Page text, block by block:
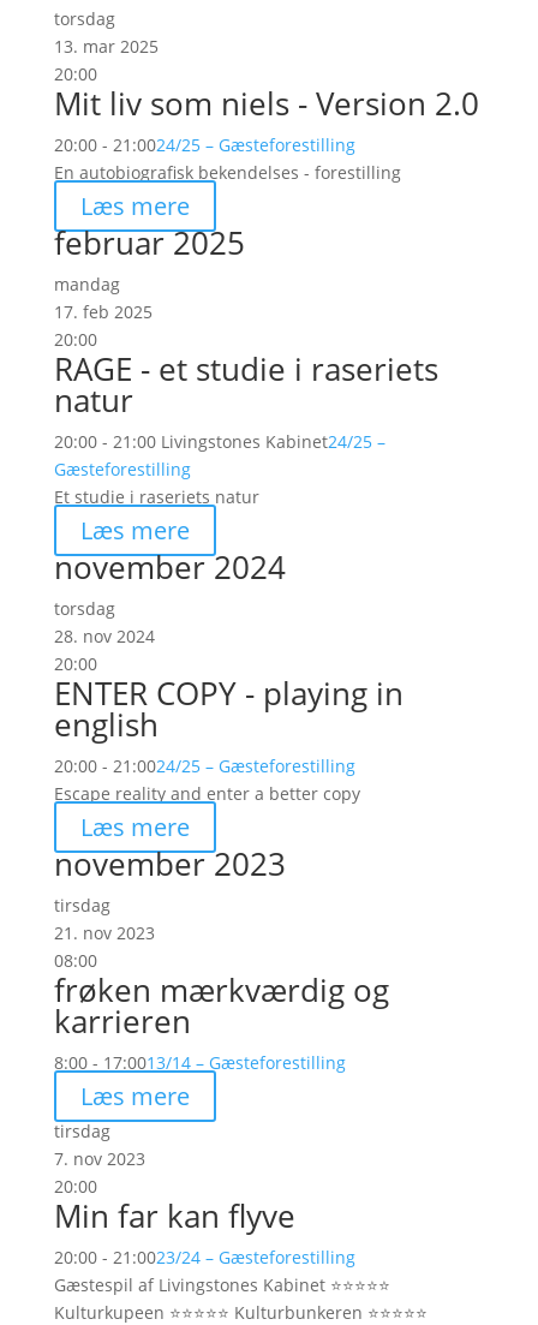
torsdag
13. mar 2025
20:00
Mit liv som niels - Version 2.0
20:00 - 21:0024/25 – Gæsteforestilling
En autobiografisk bekendelses - forestilling
Læs mere
februar 2025
mandag
17. feb 2025
20:00
RAGE - et studie i raseriets
natur
20:00 - 21:00 Livingstones Kabinet24/25 –
Gæsteforestilling
Et studie i raseriets natur
Læs mere
november 2024
torsdag
28. nov 2024
20:00
ENTER COPY - playing in
english
20:00 - 21:0024/25 – Gæsteforestilling
Escape reality and enter a better copy
Læs mere
november 2023
tirsdag
21. nov 2023
08:00
frøken mærkværdig og
karrieren
8:00 - 17:0013/14 – Gæsteforestilling
Læs mere
tirsdag
7. nov 2023
20:00
Min far kan flyve
20:00 - 21:0023/24 – Gæsteforestilling
Gæstespil af Livingstones Kabinet ⭐️⭐️⭐️⭐️⭐️
Kulturkupeen ⭐️⭐️⭐️⭐️⭐️ Kulturbunkeren ⭐️⭐️⭐️⭐️⭐️